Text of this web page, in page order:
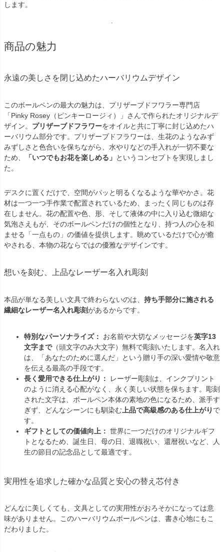
します。
商品の魅力
永遠の美しさを閉じ込めたハーバリウムデザイン
このボールペンの最大の魅力は、プリザーブドフワラー専門店
「Pinky Rosey（ピンキーロージィ）」さんで作られたオリジナルデ
ザイン。 プリザーブドフラワーをオイルと共に丁寧に封じ込めたハ
ーバリウム部分です。プリザーブドフラワーは、生花のようなみず
みずしさと色合いを保ちながら、水やりなどの手入れが一切不要な
ため、
「いつでもお花を楽しめる」 というコンセプトを実現しまし
た。
デスクに置くだけで、空間がパッと明るくなるような華やかさ。花
材は一つ一つ手作業で配置されているため、まったく同じものは存
在しません。花の配置や色、形、そして液体の中に入り込む微細な
気泡さえもが、そのボールペンだけの個性となり、持つ人の心を和
ませる「一点もの」の価値を提供します。眺めているだけで心が癒
やされる、本物の花ならではの優雅なデザインです。
想いを刻む、上品なレーザー名入れ彫刻
本品が単なる美しい文具で終わらないのは、 持ち手部分に施される
繊細なレーザー名入れ彫刻があるからです。
特別なパーソナライズ： お名前や大切なメッセージを英字13
文字まで（頭文字のみ大文字）無料で彫刻いたします。名入れ
は、「あなたのために選んだ」という贈り手の深い愛情や敬意
を伝える最高の手段です。
長く愛用できる仕上がり：
レーザー彫刻は、インクプリント
のように消える心配がなく、永く美しい状態を保ちます。彫刻
された文字は、ボールペン本体の素地の色になるため、派手す
ぎず、どんなシーンにも馴染む 上品で高級感のある仕上がり で
す。
ギフトとしての価値向上： 世界に一つだけのオリジナルギフ
トとなるため、誕生日、母の日、退職祝い、還暦祝いなど、人
生の節目の記念品として最適です。
実用性を追求した確かな品質と安心の替え芯付き
どんなに美しくても、文具としての実用性がおろそかになっては意
味がありません。このハーバリウムボールペンは、書き心地にもこ
だわりました。